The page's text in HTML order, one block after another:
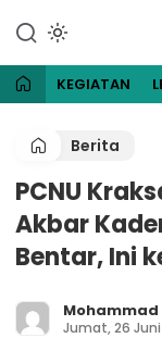
konten
KEGIATAN
Berita
PCNU
Akbar
Bentar, Ini
Mohammad
Jumat, 26 Juni